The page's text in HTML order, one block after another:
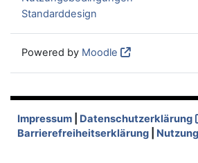
Standarddesign
Powered by Moodle
Impressum Datenschutzerklärung
Barrierefreiheitserklärung